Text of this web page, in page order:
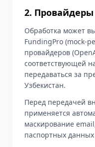
2. Провайдеры
Обработка может
FundingPro (mock-
провайдеров
соответствующей
передаваться за
Узбекистан.
Перед передачей
применяется
маскирование
паспортных